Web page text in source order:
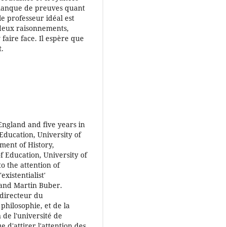
de preuves quant
professeur idéal est
raisonnements,
face. Il espère que
and five years in
University of
of History,
Education, University of
the attention of
Martin Buber.
du
et de la
de l'université de